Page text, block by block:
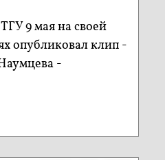
9 мая на своей
опубликовал клип -
-